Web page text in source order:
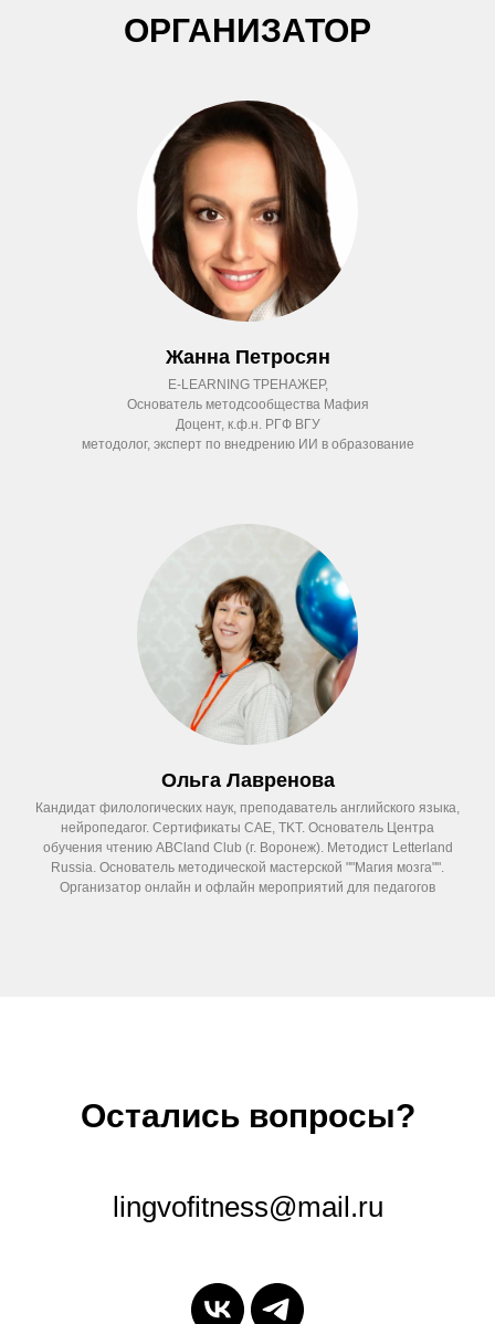
ОРГАНИЗАТОР
Жанна Петросян
E-LEARNING ТРЕНАЖЕР,
Основатель методсообщества Мафия
Доцент, к.ф.н. РГФ ВГУ
методолог, эксперт по внедрению ИИ в образование
Ольга Лавренова
Кандидат филологических наук, преподаватель английского языка,
нейропедагог. Сертификаты CAE, TKT. Основатель Центра
обучения чтению ABCland Club (г. Воронеж). Методист Letterland
Russia. Основатель методической мастерской ""Магия мозга"".
Организатор онлайн и офлайн мероприятий для педагогов
Остались вопросы?
lingvofitness@mail.ru